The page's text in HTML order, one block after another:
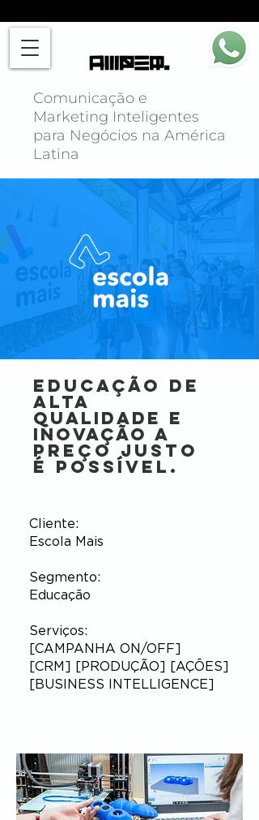
Comunicação e
Marketing Inteligentes
para Negócios na América
Latina
Educação de
alta
qualidade e
inovaçãoa
preço justo
é possível.
Cliente:
Escola Mais
Segmento:
Educação
Serviços:
[CAMPANHA ON/OFF]
[CRM] [PRODUÇÃO] [AÇÕES]
[BUSINESS INTELLIGENCE]